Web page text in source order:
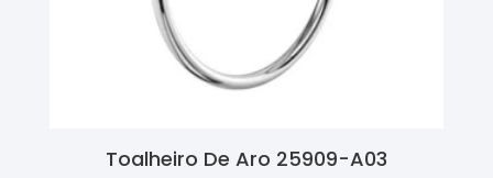
Toalheiro De Aro 25909-A03